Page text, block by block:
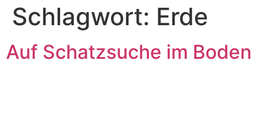
Schlagwort: Erde
Auf Schatzsuche im Boden